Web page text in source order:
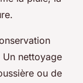
nettoyage
ou de